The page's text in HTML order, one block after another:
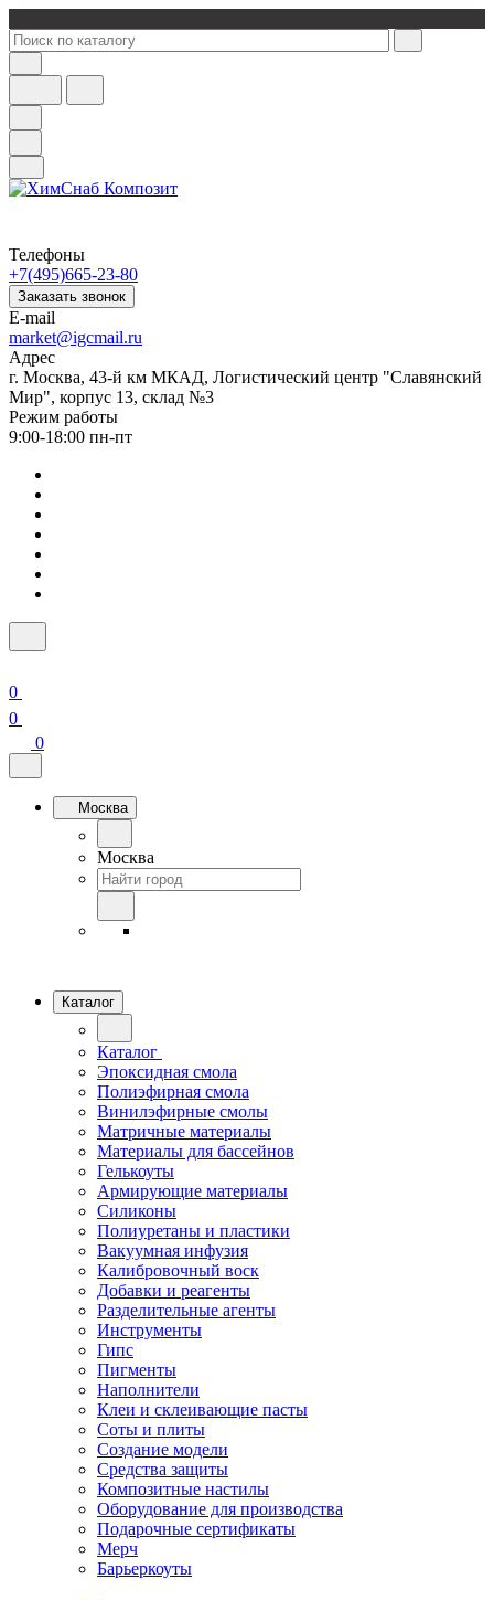
Телефоны
+7(495)665-23-80
Заказать звонок
E-mail
market@igcmail.ru
Адрес
г. Москва, 43-й км МКАД, Логистический центр "Славянский
Мир", корпус 13, склад №3
Режим работы
9:00-18:00 пн-пт
0
0
0
Москва
Москва
Каталог
Каталог
Эпоксидная смола
Полиэфирная смола
Винилэфирные смолы
Матричные материалы
Материалы для бассейнов
Гелькоуты
Армирующие материалы
Силиконы
Полиуретаны и пластики
Вакуумная инфузия
Калибровочный воск
Добавки и реагенты
Разделительные агенты
Инструменты
Гипс
Пигменты
Наполнители
Клеи и склеивающие пасты
Соты и плиты
Создание модели
Средства защиты
Композитные настилы
Оборудование для производства
Подарочные сертификаты
Мерч
Барьеркоуты